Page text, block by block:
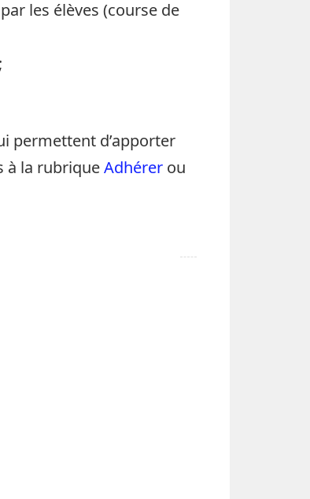
les élèves (course de
permettent d’apporter
à la rubriqueAdhérer ou